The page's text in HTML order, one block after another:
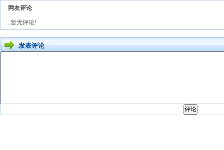
网友评论
...暂无评论!
发表评论